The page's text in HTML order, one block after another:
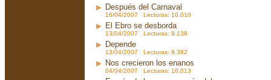
Después del Carnaval
16/04/2007 Lecturas: 10.010
El Ebro se desborda
13/04/2007 Lecturas: 9.138
Depende
13/04/2007 Lecturas: 9.382
Nos crecieron los enanos
04/04/2007 Lecturas: 10.013